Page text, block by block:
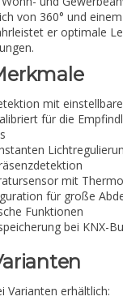
von 360° und
er optimale
mit
für die
mit
für große
Funktionen
bei KNX-
Varianten erhältlich: